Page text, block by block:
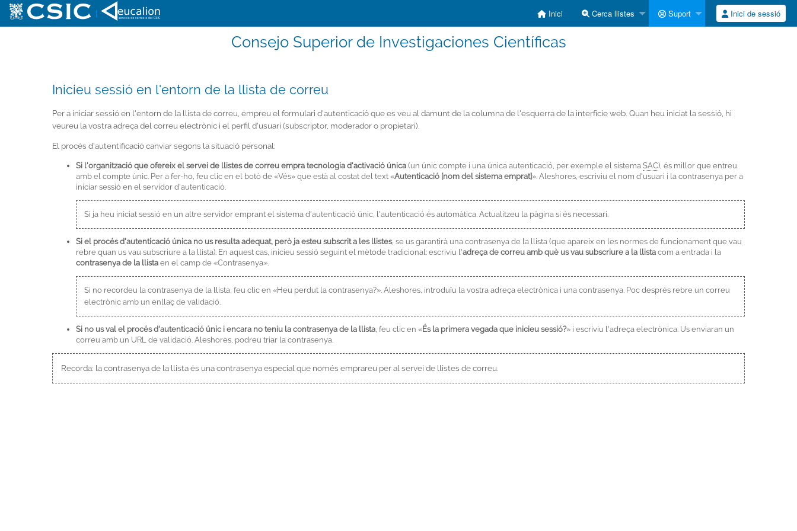
Inici Cerca llistes Suport Inici de sessió
Consejo Superior de Investigaciones Científicas
Inicieu sessió en l'entorn de la llista de correu
Per a iniciar sessió en l'entorn de la llista de correu, empreu el formulari d'autenticació que es veu al damunt de la columna de l'esquerra de la interfície web. Quan heu iniciat la sessió, hi
veureu la vostra adreça del correu electrònic i el perfil d'usuari (subscriptor, moderador o propietari).
El procés d'autentificació canviar segons la situació personal:
Si l'organització que ofereix el servei de llistes de correu empra tecnologia d'activació única (un únic compte i una única autenticació, per exemple el sistema SAC), és millor que entreu
amb el compte únic. Per a fer-ho, feu clic en el botó de «Vés» que està al costat del text «Autenticació [nom del sistema emprat]». Aleshores, escriviu el nom d'usuari i la contrasenya per a
iniciar sessió en el servidor d'autenticació.
Si ja heu iniciat sessió en un altre servidor emprant el sistema d'autenticació únic, l'autenticació és automàtica. Actualitzeu la pàgina si és necessari.
Si el procés d'autenticació única no us resulta adequat, però ja esteu subscrit a les llistes, se us garantirà una contrasenya de la llista (que apareix en les normes de funcionament que vau
rebre quan us vau subscriure a la llista). En aquest cas, inicieu sessió seguint el mètode tradicional: escriviu l'adreça de correu amb què us vau subscriure a la llista com a entrada i la
contrasenya de la llista en el camp de «Contrasenya».
Si no recordeu la contrasenya de la llista, feu clic en «Heu perdut la contrasenya?». Aleshores, introduïu la vostra adreça electrònica i una contrasenya. Poc després rebre un correu
electrònic amb un enllaç de validació.
Si no us val el procés d'autenticació únic i encara no teniu la contrasenya de la llista , feu clic en «És la primera vegada que inicieu sessió?» i escriviu l'adreça electrònica. Us enviaran un
correu amb un URL de validació. Aleshores, podreu triar la contrasenya.
Recorda: la contrasenya de la llista és una contrasenya especial que només emprareu per al servei de llistes de correu.